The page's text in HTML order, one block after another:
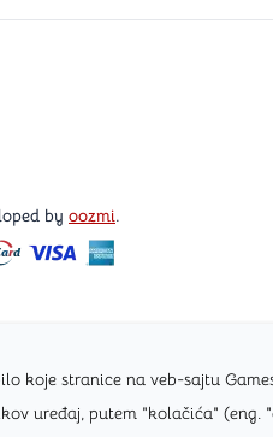
koje stranice na veb-sajtu
uređaj, putem "kolačića" (eng.
by oozmi.